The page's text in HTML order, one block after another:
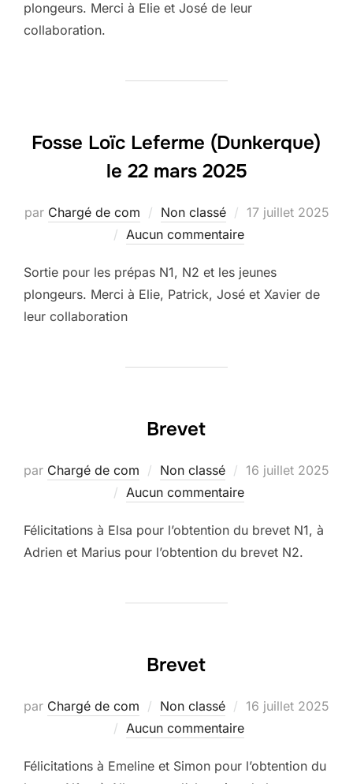
plongeurs. Merci à Elie et José de leur
collaboration.
Fosse Loïc Leferme (Dunkerque)
le 22 mars 2025
par Chargé de com Non classé
Publié
17 juillet 2025
Aucun commentaire
Sortie pour les prépas N1, N2 et les jeunes
plongeurs. Merci à Elie, Patrick, José et Xavier de
leur collaboration
Brevet
par Chargé de com Non classé
Publié
16 juillet 2025
Aucun commentaire
Félicitations à Elsa pour l’obtention du brevet N1, à
Adrien et Marius pour l’obtention du brevet N2.
Brevet
par Chargé de com Non classé
Publié
16 juillet 2025
Aucun commentaire
Félicitations à Emeline et Simon pour l’obtention du